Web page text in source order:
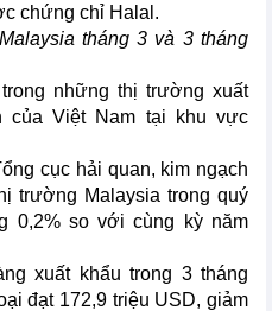
chứng chỉ Halal.
tháng 3 và 3 tháng
những thị trường xuất
của Việt Nam tại khu vực
cục hải quan, kim ngạch
trường Malaysia trong quý
0,2% so với cùng kỳ năm
xuất khẩu trong 3 tháng
đạt 172,9 triệu USD, giảm